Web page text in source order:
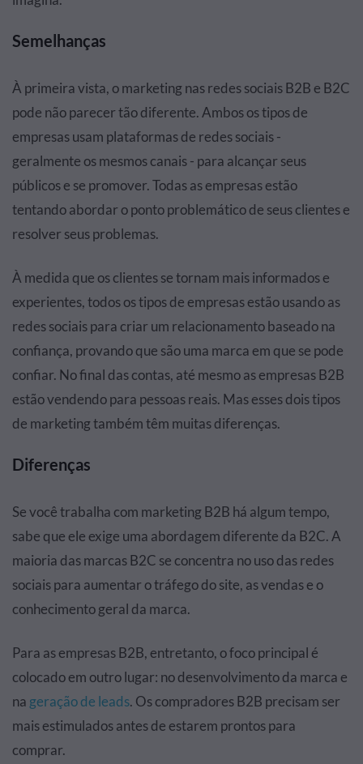
Semelhanças
À primeira vista, o marketing nas redes sociais B2B e B2C
pode não parecer tão diferente. Ambos os tipos de
empresas usam plataformas de redes sociais -
geralmente os mesmos canais - para alcançar seus
públicos e se promover. Todas as empresas estão
tentando abordar o ponto problemático de seus clientes e
resolver seus problemas.
À medida que os clientes se tornam mais informados e
experientes, todos os tipos de empresas estão usando as
redes sociais para criar um relacionamento baseado na
confiança, provando que são uma marca em que se pode
confiar. No final das contas, até mesmo as empresas B2B
estão vendendo para pessoas reais. Mas esses dois tipos
de marketing também têm muitas diferenças.
Diferenças
Se você trabalha com marketing B2B há algum tempo,
sabe que ele exige uma abordagem diferente da B2C. A
maioria das marcas B2C se concentra no uso das redes
sociais para aumentar o tráfego do site, as vendas e o
conhecimento geral da marca.
Para as empresas B2B, entretanto, o foco principal é
colocado em outro lugar: no desenvolvimento da marca e
na geração de leads. Os compradores B2B precisam ser
mais estimulados antes de estarem prontos para
comprar.